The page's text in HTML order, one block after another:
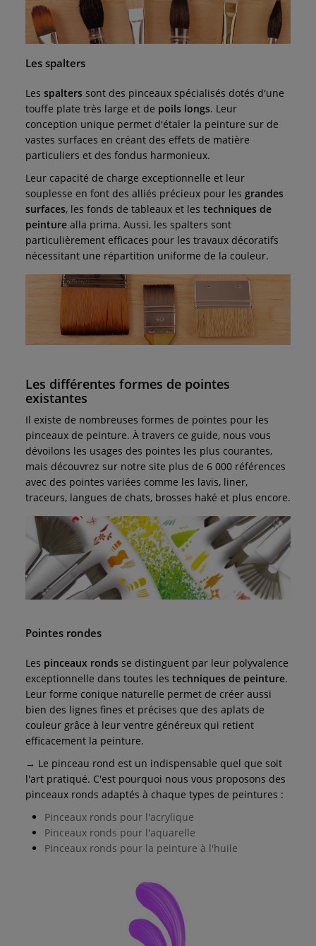
Les spalters
Les spalters sont des pinceaux spécialisés dotés d'une
touffe plate très large et de poils longs. Leur
conception unique permet d'étaler la peinture sur de
vastes surfaces en créant des effets de matière
particuliers et des fondus harmonieux.
Leur capacité de charge exceptionnelle et leur
souplesse en font des alliés précieux pour les grandes
surfaces, les fonds de tableaux et les techniques de
peinture alla prima. Aussi, les spalters sont
particulièrement efficaces pour les travaux décoratifs
nécessitant une répartition uniforme de la couleur.
Les différentes formes de pointes
existantes
Il existe de nombreuses formes de pointes pour les
pinceaux de peinture. À travers ce guide, nous vous
dévoilons les usages des pointes les plus courantes,
mais découvrez sur notre site plus de 6 000 références
avec des pointes variées comme les lavis, liner,
traceurs, langues de chats, brosses haké et plus encore.
Pointes rondes
Les pinceaux ronds se distinguent par leur polyvalence
exceptionnelle dans toutes les techniques de peinture.
Leur forme conique naturelle permet de créer aussi
bien des lignes fines et précises que des aplats de
couleur grâce à leur ventre généreux qui retient
efficacement la peinture.
→ Le pinceau rond est un indispensable quel que soit
l'art pratiqué. C'est pourquoi nous vous proposons des
pinceaux ronds adaptés à chaque types de peintures :
Pinceaux ronds pour l'acrylique
Pinceaux ronds pour l'aquarelle
Pinceaux ronds pour la peinture à l'huile